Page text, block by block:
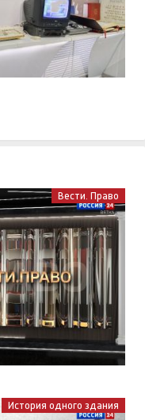
Вести. Право
История одного здания